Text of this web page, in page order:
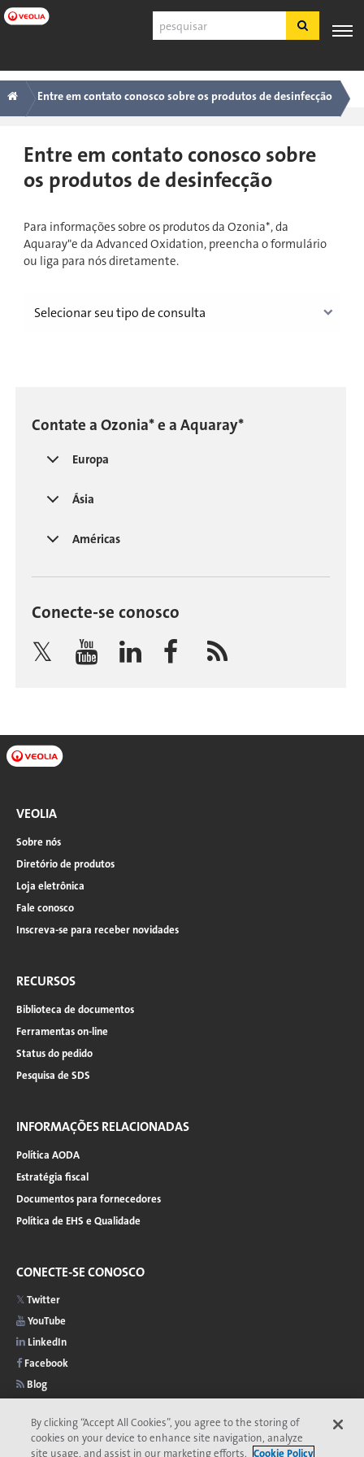
Pular
para
principal
Pesquisar
Navegação
principal
ESPECIALIZAÇÃO APLICAÇÕES PRODUTOS
SERVIÇOS
SUPORTE
AO
CLIENTE
Português
Carreiras
Inscreva-se
Trilha
Entre em contato conosco sobre os produtos de desinfecção
Entre em contato conosco sobre
os produtos de desinfecção
Para informações sobre os produtos da Ozonia*, da
Aquaray"e da Advanced Oxidation, preencha o formulário
ou liga para nós diretamente.
Contate a Ozonia* e a Aquaray*
Europa
Ásia
Américas
Conecte-se conosco
TwitterYouTubeLinkedInFacebook
VEOLIA
Sobre nós
Diretório de produtos
Loja eletrônica
Fale conosco
Inscreva-se para receber novidades
RECURSOS
Biblioteca de documentos
Ferramentas on-line
Status do pedido
Pesquisa de SDS
INFORMAÇÕES RELACIONADAS
Política AODA
Estratégia fiscal
Documentos para fornecedores
Política de EHS e Qualidade
CONECTE-SE CONOSCO
Twitter
YouTube
LinkedIn
Facebook
Blog
By clicking “Accept All Cookies”, you agree to the storing of
cookies on your device to enhance site navigation, analyze
site usage, and assist in our marketing efforts. Cookie Policy